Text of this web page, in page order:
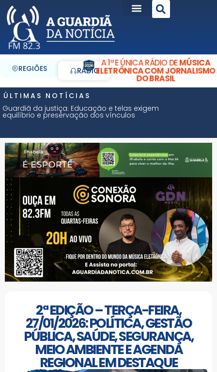
REGIÕES RÁDIO
A 1ª E ÚNICA RÁDIO DEMÚSICA
ELETRÔNICA COM JORNALISMO
DO BRASIL
ÚLTIMAS NOTÍCIAS
Guardiã da justiça: Educação e telas exigem
equilíbrio e preservação dos vínculos
2ª EDIÇÃO – TERÇA-FEIRA,
27/01/2026: POLÍTICA, GESTÃO
PÚBLICA, SAÚDE, SEGURANÇA,
MEIO AMBIENTE E AGENDA
REGIONAL EM DESTAQUE